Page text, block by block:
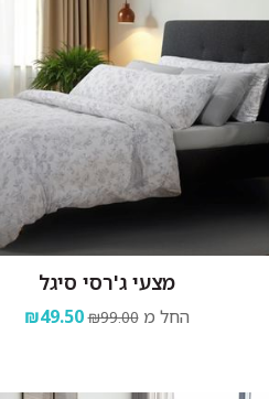
מצעי ג'רסי סיגל
החל מ ₪99.00
₪49.50